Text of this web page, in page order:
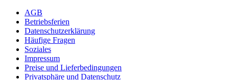
AGB
Betriebsferien
Datenschutzerklärung
Häufige Fragen
Soziales
Impressum
Preise und Lieferbedingungen
Privatsphäre und Datenschutz